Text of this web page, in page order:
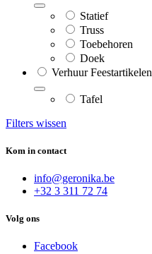
Statief
Truss
Toebehoren
Doek
Verhuur Feestartikelen
Tafel
Filters wissen
Kom in contact
info@geronika.be
+32 3 311 72 74
Volg ons
Facebook